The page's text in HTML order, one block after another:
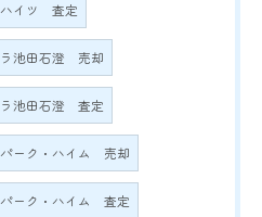
イツ 査定
ラ池田石澄 売却
ラ池田石澄 査定
ーク・ハイム 売却
ーク・ハイム 査定